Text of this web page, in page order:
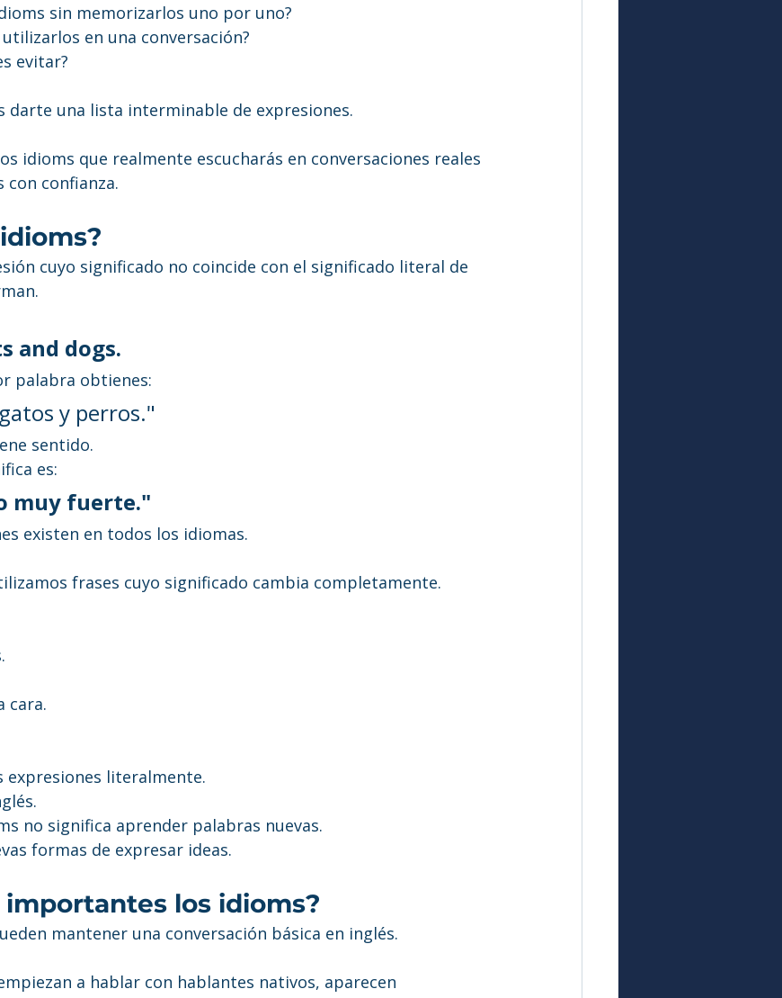
sin memorizarlos uno por uno?
utilizarlos en una conversación?
evitar?
darte una lista interminable de expresiones.
idioms que realmente escucharás en conversaciones reales
confianza.
cuyo significado no coincide con el significado literal de
and dogs.
palabra obtienes:
y perros."
sentido.
es:
muy fuerte."
existen en todos los idiomas.
frases cuyo significado cambia completamente.
cara.
literalmente.
no significa aprender palabras nuevas.
formas de expresar ideas.
importantes los idioms?
mantener una conversación básica en inglés.
a hablar con hablantes nativos, aparecen